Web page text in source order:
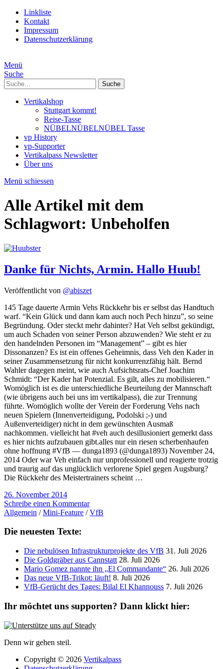
Linkliste
Kontakt
Impressum
Datenschutzerklärung
Menü
Suche
Suche
Vertikalshop
Stuttgart kommt!
Reise-Tasse
NÜBELNÜBELNÜBEL Tasse
vp History
vp-Supporter
Vertikalpass Newsletter
Über uns
Menü schiessen
Alle Artikel mit dem
Schlagwort: Unbeholfen
Danke für Nichts, Armin. Hallo Huub!
Veröffentlicht von @abiszet
145 Tage dauerte Armin Vehs Rückkehr bis er selbst das Handtuch
warf. “Kein Glück und dann kam auch noch Pech hinzu”, so seine
Begründung. Oder steckt mehr dahinter? Hat Veh selbst gekündigt,
um auch Schaden von seiner Person abzuwenden? Wie steht er zu
den handelnden Personen im “Management” – gibt es hier
Dissonanzen? Es ist ein offenes Geheimnis, dass Veh den Kader in
seiner Zusammensetzung für nicht konkurrenzfähig hält. Bernd
Wahler dagegen meint, wie auch Aufsichtsrats-Chef Joachim
Schmidt: “Der Kader hat Potenzial. Es gilt, alles zu mobilisieren.“
Womöglich ist es die unterschiedliche Beurteilung der Mannschaft
(wie übrigens auch bei uns im vertikalpass), die zur Trennung
führte. Womöglich wollte der Verein der Forderung Vehs nach
neuen Spielern (Innenverteidigung, Podolski ;-) und
Außenverteidiger) nicht in dem gewünschten Ausmaß
nachkommen. vielleicht hat #veh auch desillusioniert gemerkt dass
es hier nichts aufzubauen gibt.alles nur ein riesen scherbenhaufen
ohne hoffnung #VfB — dunga1893 (@dunga1893) November 24,
2014 Oder war Veh einfach nur unprofessionell und reagierte trotzig
und traurig auf das unglücklich verlorene Spiel gegen Augsburg?
Die Rückkehr des Meistertrainers scheint …
26. November 2014
Schreibe einen Kommentar
Allgemein /Mini-Feature /VfB
Die neuesten Texte:
Die nebulösen Infrastrukturprojekte des VfB 31. Juli 2026
Die Goldgräber aus Cannstatt 28. Juli 2026
Mario Gomez nannte ihn „El Commandante“ 26. Juli 2026
Das neue VfB-Trikot: läuft! 8. Juli 2026
VfB-Gerücht des Tages: Bilal El Khannouss 7. Juli 2026
Ihr möchtet uns supporten? Dann klickt hier:
Denn wir gehen steil.
Copyright © 2026 Vertikalpass